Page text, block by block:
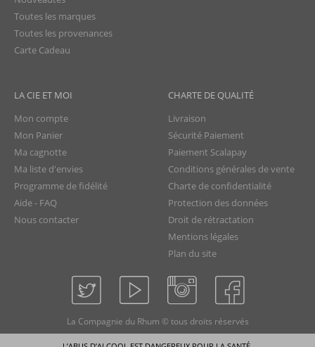
Toutes les marques
Toutes les provenances
Carte Cadeau
LA CIE ET MOI
Mon compte
Mon Panier
Ma cagnotte
Ma liste d'envies
Programme de fidélité
Aide - FAQ
Nous contacter
CHARTE DE QUALITÉ
Livraison
Sécurité Paiement
Paiement Scalapay
Conditions générales de vente
Charte de confidentialité
Protection des données
Droit de rétractation
Mentions légales
Plan du site
La Compagnie du Rhum © tous droits réservés